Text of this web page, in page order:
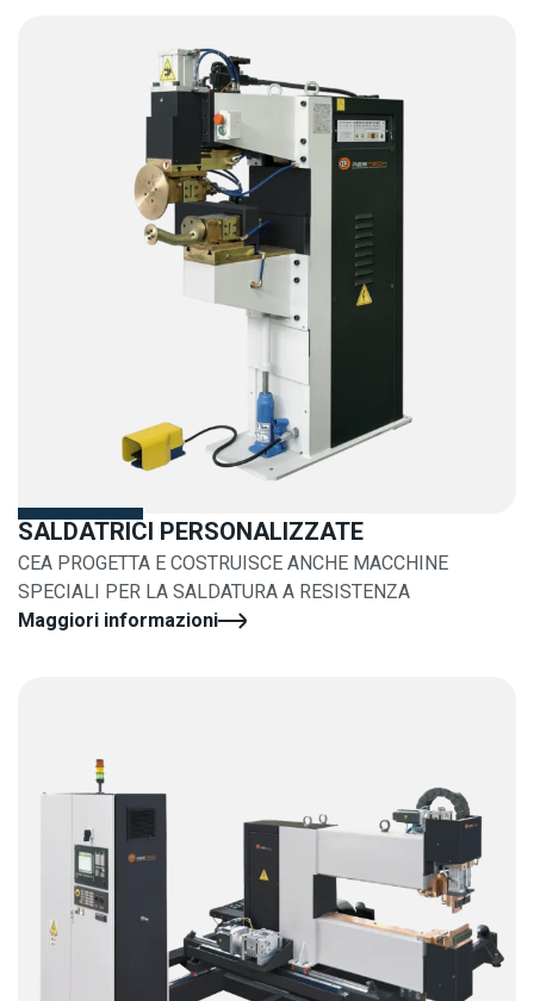
SALDATRICI PERSONALIZZATE
CEA PROGETTA E COSTRUISCE ANCHE MACCHINE
SPECIALI PER LA SALDATURA A RESISTENZA
Maggiori informazioni